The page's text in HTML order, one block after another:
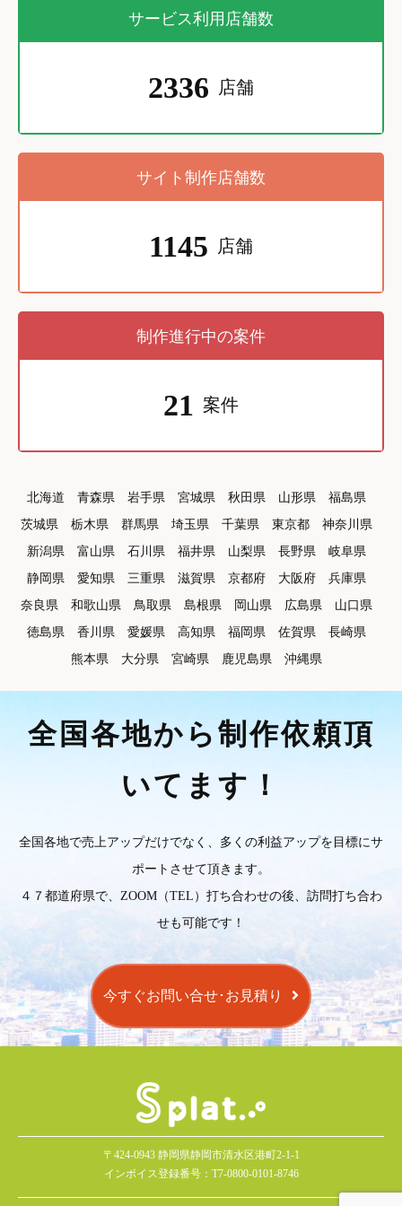
サービス利用店舗数
2336 店舗
サイト制作店舗数
1145 店舗
制作進行中の案件
21 案件
北海道 青森県 岩手県 宮城県 秋田県 山形県
福島県
茨城県
栃木県 群馬県 埼玉県 千葉県 東京都
神奈川県
新潟県
富山県 石川県 福井県 山梨県 長野県
岐阜県
静岡県
愛知県 三重県 滋賀県 京都府 大阪府
兵庫県
奈良県
和歌山県 鳥取県 島根県 岡山県 広島県
山口県
徳島県
香川県 愛媛県 高知県 福岡県 佐賀県
長崎県
熊本県
大分県 宮崎県 鹿児島県 沖縄県
全国各地から制作依頼頂
いてます！
全国各地で売上アップだけでなく、多くの利益アップを目標にサ
ポートさせて頂きます。
４７都道府県で、ZOOM（TEL）打ち合わせの後、訪問打ち合わ
せも可能です！
今すぐお問い合せ･お見積り
〒424-0943 静岡県静岡市清水区港町2-1-1
インボイス登録番号：T7-0800-0101-8746